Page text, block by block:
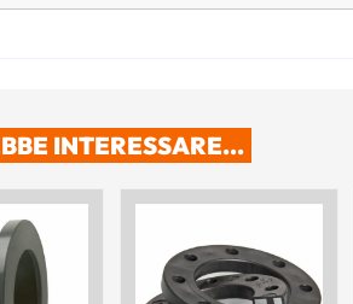
INTERESSARE…